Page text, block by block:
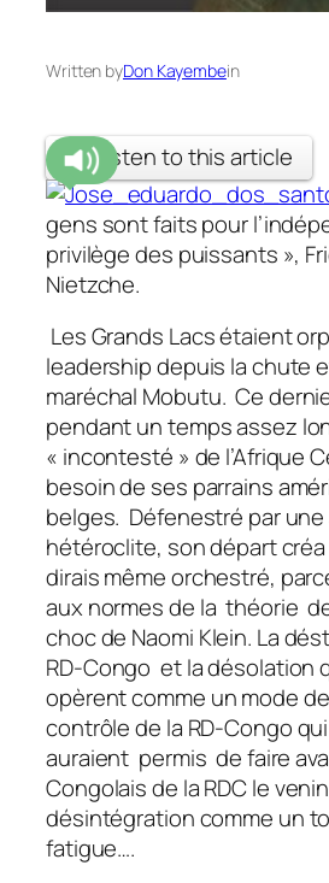
Written byDon Kayembein
Listen to this article
gens sont faits pour
privilège des puissants »,
Nietzche.
Les Grands Lacs étaient
leadership depuis la chute
maréchal Mobutu. Ce
pendant un temps assez
« incontesté » de l’Afrique
besoin de ses parrains
belges. Défenestré par une
hétéroclite, son départ
dirais même orchestré,
aux normes de la théorie
choc de Naomi Klein. La
RD-Congo et la désolation
opèrent comme un mode
contrôle de la RD-Congo
auraient permis de faire
Congolais de la RDC le
désintégration comme un
fatigue….